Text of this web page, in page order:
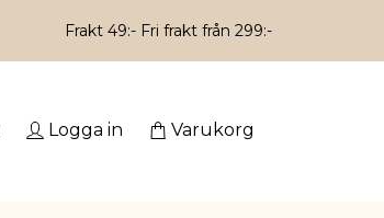
Frakt 49:- Fri frakt från 299:-
Logga in Varukorg